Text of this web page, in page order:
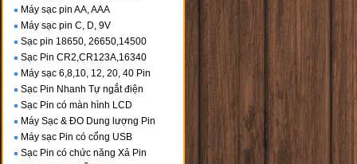
Máy sạc pin AA, AAA
Máy sạc pin C, D, 9V
Sạc pin 18650, 26650,14500
Sạc Pin CR2,CR123A,16340
Máy sạc 6,8,10, 12, 20, 40 Pin
Sạc Pin Nhanh Tự ngắt điện
Sạc Pin có màn hình LCD
Máy Sạc & ĐO Dung lượng Pin
Máy sạc Pin có cổng USB
Sạc Pin có chức năng Xả Pin